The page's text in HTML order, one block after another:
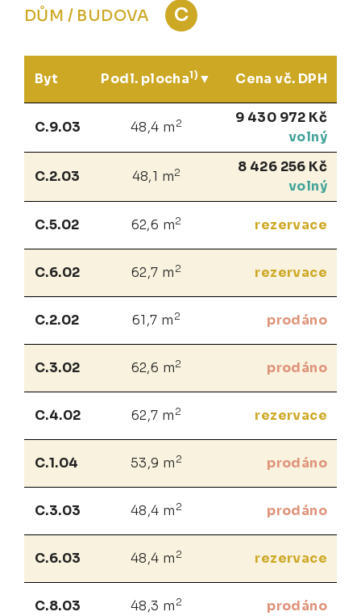
DŮM / BUDOVA C
Byt Podl. plocha1) Cena vč. DPH
C.9.03 48,4 m 2
9 430 972 Kč
volný
C.2.03 48,1 m2
8 426 256 Kč
volný
C.5.02 62,6 m2 rezervace
C.6.02 62,7 m 2 rezervace
C.2.02 61,7 m 2 prodáno
C.3.02 62,6 m2 prodáno
C.4.02 62,7 m 2 rezervace
C.1.04 53,9 m 2 prodáno
C.3.03 48,4 m 2 prodáno
C.6.03 48,4 m 2 rezervace
C.8.03 48,3 m 2 prodáno